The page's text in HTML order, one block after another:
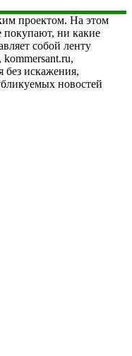
проектом. На этом
покупают, ни какие
собой ленту
kommersant.ru,
без искажения,
новостей